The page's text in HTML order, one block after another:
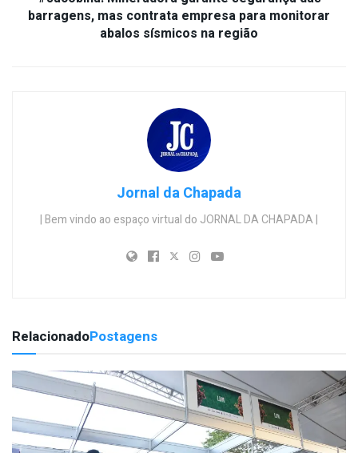
barragens, mas contrata empresa para monitorar
abalos sísmicos na região
Jornal da Chapada
| Bem vindo ao espaço virtual do JORNAL DA CHAPADA |
RelacionadoPostagens